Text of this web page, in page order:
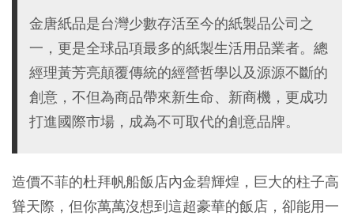
金唐紙品是台灣少數存活至今的紙製品公司之
一，更是全球品項最多的紙製生活用品業者。總
經理黃芳亮顛覆傳統的經營哲學以及源源不斷的
創意，不但為商品帶來新生命、新商機，更成功
打進國際市場，成為不可取代的創意品牌。
造價不菲的杜拜帆船飯店內金碧輝煌，巨大的柱子高
聳天際，但你萬萬沒想到這超豪華的飯店，卻能用一